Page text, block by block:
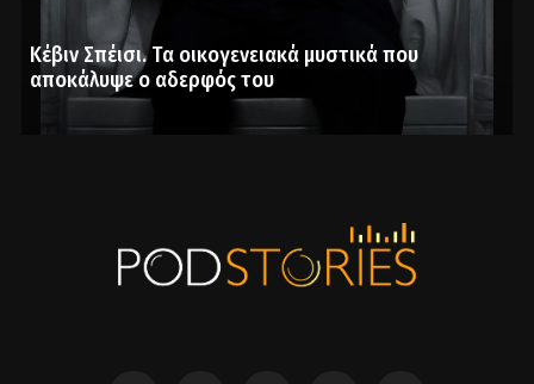
Κέβιν Σπέισι. Τα οικογενειακά μυστικά που
αποκάλυψε ο αδερφός του